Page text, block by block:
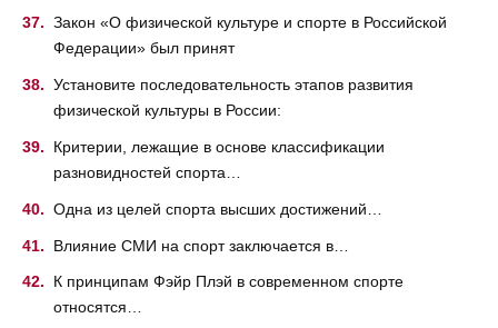
Закон «О физической культуре и спорте в Российской
Федерации» был принят
Установите последовательность этапов развития
физической культуры в России:
Критерии, лежащие в основе классификации
разновидностей спорта…
Одна из целей спорта высших достижений…
Влияние СМИ на спорт заключается в…
К принципам Фэйр Плэй в современном спорте
относятся…